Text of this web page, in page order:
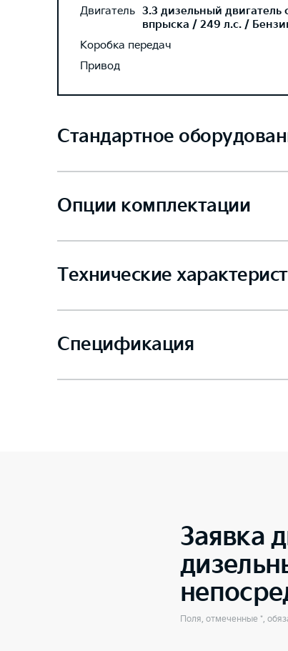
Двигатель 3.3 дизельный двигатель
впрыска / 249 л.с. /
Коробка передач
Привод
Стандартное
Опции комплектации
Технические
Спецификация
Заявка
Поля, отмеченные *,